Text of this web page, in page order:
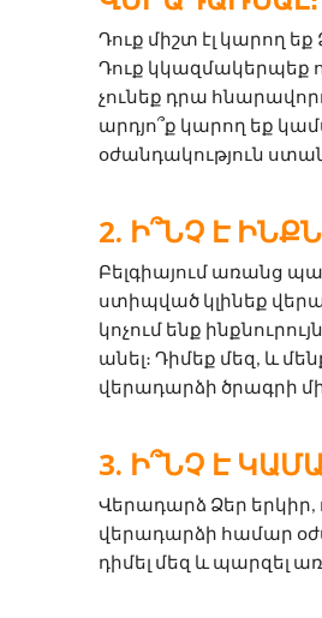
Դուք միշտ էլ կարող
Դուք կկազմակերպեք
չունեք դրա
արդյո՞ք կարող եք
օժանդակություն
Ի՞ՆՉ Է
Բելգիայում առանց
ստիպված կլինեք
կոչում ենք
անել։ Դիմեք մեզ, և
վերադարձի ծրագրի
Ի՞ՆՉ Է
Վերադարձ Ձեր երկիր,
վերադարձի համար
դիմել մեզ և պարզել